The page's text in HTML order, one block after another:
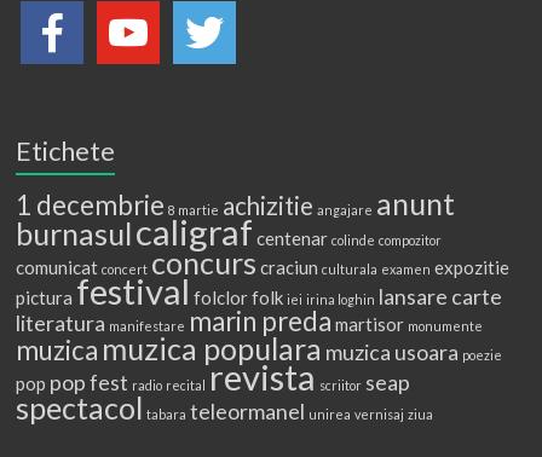
Etichete
1 decembrie 8 martie achizitie angajare anunt
burnasulcaligraf centenar colinde compozitor
comunicat concert concurs craciun culturala examen expozitie
pictura festival folclorfolk iei irina loghin lansare carte
literatura manifestare marin preda martisor monumente
muzica muzica populara muzica usoara poezie
pop pop fest radio recital revista scriitor seap
spectacol tabara teleormanel unirea vernisaj ziua